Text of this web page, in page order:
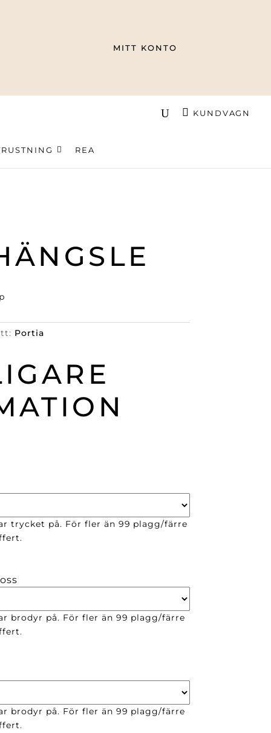
MITT KONTO
KUNDVAGN
REA
Portia
trycket på. För fler än 99 plagg/färre
brodyr på. För fler än 99 plagg/färre
brodyr på. För fler än 99 plagg/färre